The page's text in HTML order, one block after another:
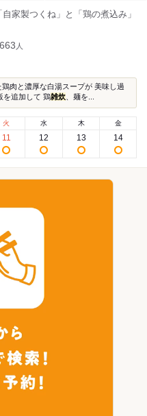
家製つくね」と「鶏の煮込み」
人
肉と濃厚な白湯スープが 美味し過
を追加して 鶏雑炊 、麺を...
火
11
水
12
木
13
金
14